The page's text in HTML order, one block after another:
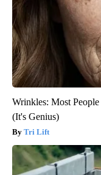
Wrinkles: Most
(It's Genius)
Tri Lift